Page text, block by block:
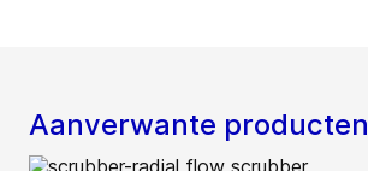
Aanverwante producten